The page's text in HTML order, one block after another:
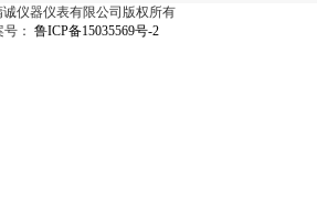
诚仪器仪表有限公司版权所有
： 鲁ICP备15035569号-2